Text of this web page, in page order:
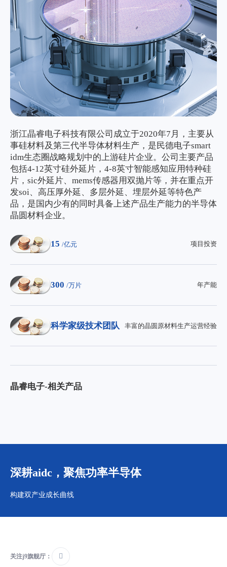
浙江晶睿电子科技有限公司成立于2020年7月，主要从
事硅材料及第三代半导体材料生产，是民德电子smart
idm生态圈战略规划中的上游硅片企业。公司主要产品
包括4-12英寸硅外延片，4-8英寸智能感知应用特种硅
片，sic外延片、mems传感器用双抛片等，并在重点开
发soi、高压厚外延、多层外延、埋层外延等特色产
品，是国内少有的同时具备上述产品生产能力的半导体
晶圆材料企业。
15 /亿元 项目投资
300 /万片 年产能
科学家级技术团队 丰富的晶圆原材料生产运营经验
晶睿电子-相关产品
深耕aidc，聚焦功率半导体
构建双产业成长曲线
关注j9旗舰厅：